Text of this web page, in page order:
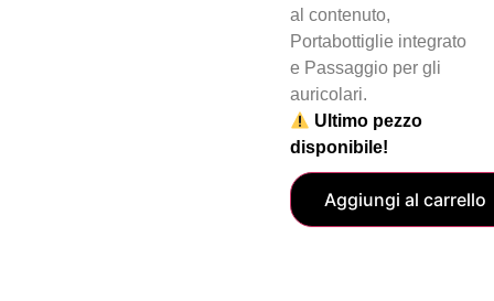
al contenuto,
Portabottiglie integrato
e Passaggio per gli
auricolari.
Ultimo pezzo
disponibile!
Aggiungi al carrello